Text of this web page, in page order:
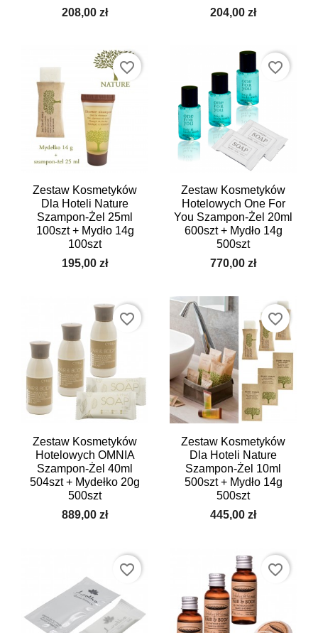
208,00 zł
204,00 zł
Zestaw Kosmetyków
Dla Hoteli Nature
Szampon-Żel 25ml
100szt + Mydło 14g
100szt
195,00 zł
favorite_border
Zestaw Kosmetyków
Hotelowych One For
You Szampon-Żel 20ml
600szt + Mydło 14g
500szt
770,00 zł
favorite_border
Zestaw Kosmetyków
Hotelowych OMNIA
Szampon-Żel 40ml
504szt + Mydełko 20g
500szt
889,00 zł
favorite_border
Zestaw Kosmetyków
Dla Hoteli Nature
Szampon-Żel 10ml
500szt + Mydło 14g
500szt
445,00 zł
favorite_border
favorite_border favorite_border